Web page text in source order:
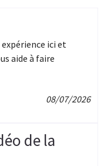
ici et
aide à faire
08/07/2026
de la